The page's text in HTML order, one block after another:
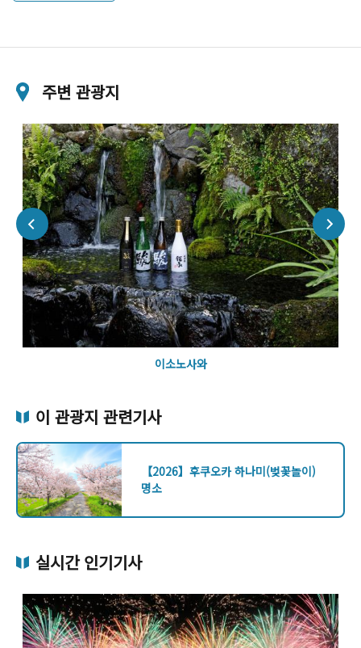
주변 관광지
이소노사와
이 관광지 관련기사
【2026】후쿠오카 하나미(벚꽃놀이)
명소
실시간 인기기사